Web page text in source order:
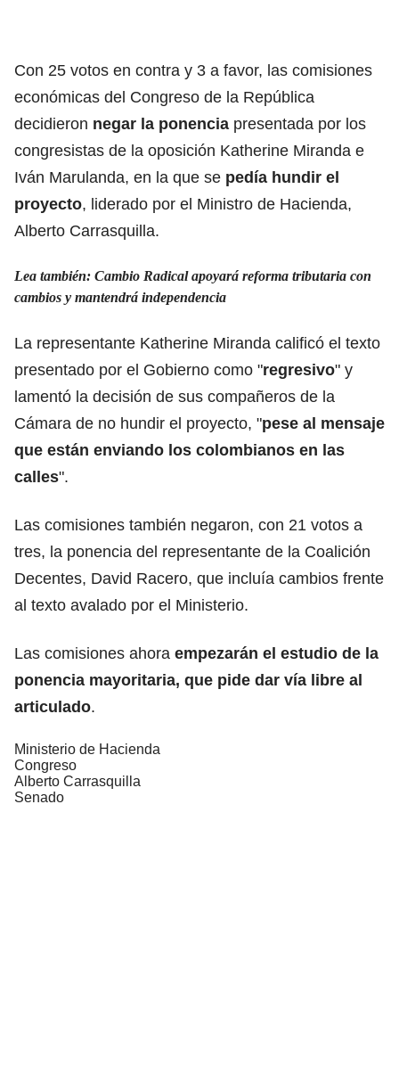
Con 25 votos en contra y 3 a favor, las comisiones
económicas del Congreso de la República
decidieron negar la ponencia presentada por los
congresistas de la oposición Katherine Miranda e
Iván Marulanda, en la que se pedía hundir el
proyecto, liderado por el Ministro de Hacienda,
Alberto Carrasquilla.
Lea también: Cambio Radical apoyará reforma tributaria con
cambios y mantendrá independencia
La representante Katherine Miranda calificó el texto
presentado por el Gobierno como "regresivo" y
lamentó la decisión de sus compañeros de la
Cámara de no hundir el proyecto, "pese al mensaje
que están enviando los colombianos en las
calles".
Las comisiones también negaron, con 21 votos a
tres, la ponencia del representante de la Coalición
Decentes, David Racero, que incluía cambios frente
al texto avalado por el Ministerio.
Las comisiones ahora empezarán el estudio de la
ponencia mayoritaria, que pide dar vía libre al
articulado.
Ministerio de Hacienda
Congreso
Alberto Carrasquilla
Senado